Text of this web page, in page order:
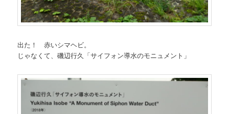
出た！ 赤いシマヘビ。
じゃなくて、磯辺行久「サイフォン導水のモニュメント」